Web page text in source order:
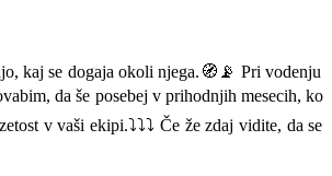
kaj se dogaja okoli njega.🧭📡 Pri vodenju
da še posebej v prihodnjih mesecih, ko
v vaši ekipi.⤵️⤵️⤵️ Če že zdaj vidite, da se